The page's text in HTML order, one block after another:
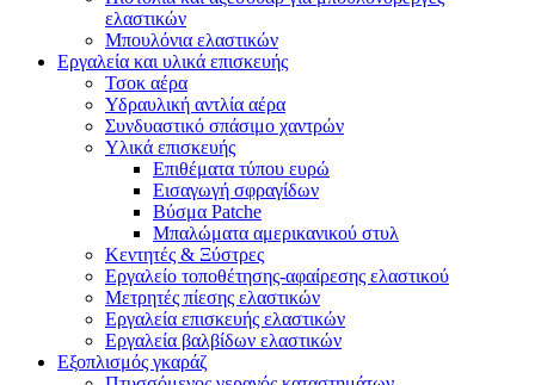
ελαστικών
Μπουλόνια ελαστικών
Εργαλεία και υλικά επισκευής
Τσοκ αέρα
Υδραυλική αντλία αέρα
Συνδυαστικό σπάσιμο χαντρών
Υλικά επισκευής
Επιθέματα τύπου ευρώ
Εισαγωγή σφραγίδων
Βύσμα Patche
Μπαλώματα αμερικανικού στυλ
Κεντητές & Ξύστρες
Εργαλείο τοποθέτησης-αφαίρεσης ελαστικού
Μετρητές πίεσης ελαστικών
Εργαλεία επισκευής ελαστικών
Εργαλεία βαλβίδων ελαστικών
Εξοπλισμός γκαράζ